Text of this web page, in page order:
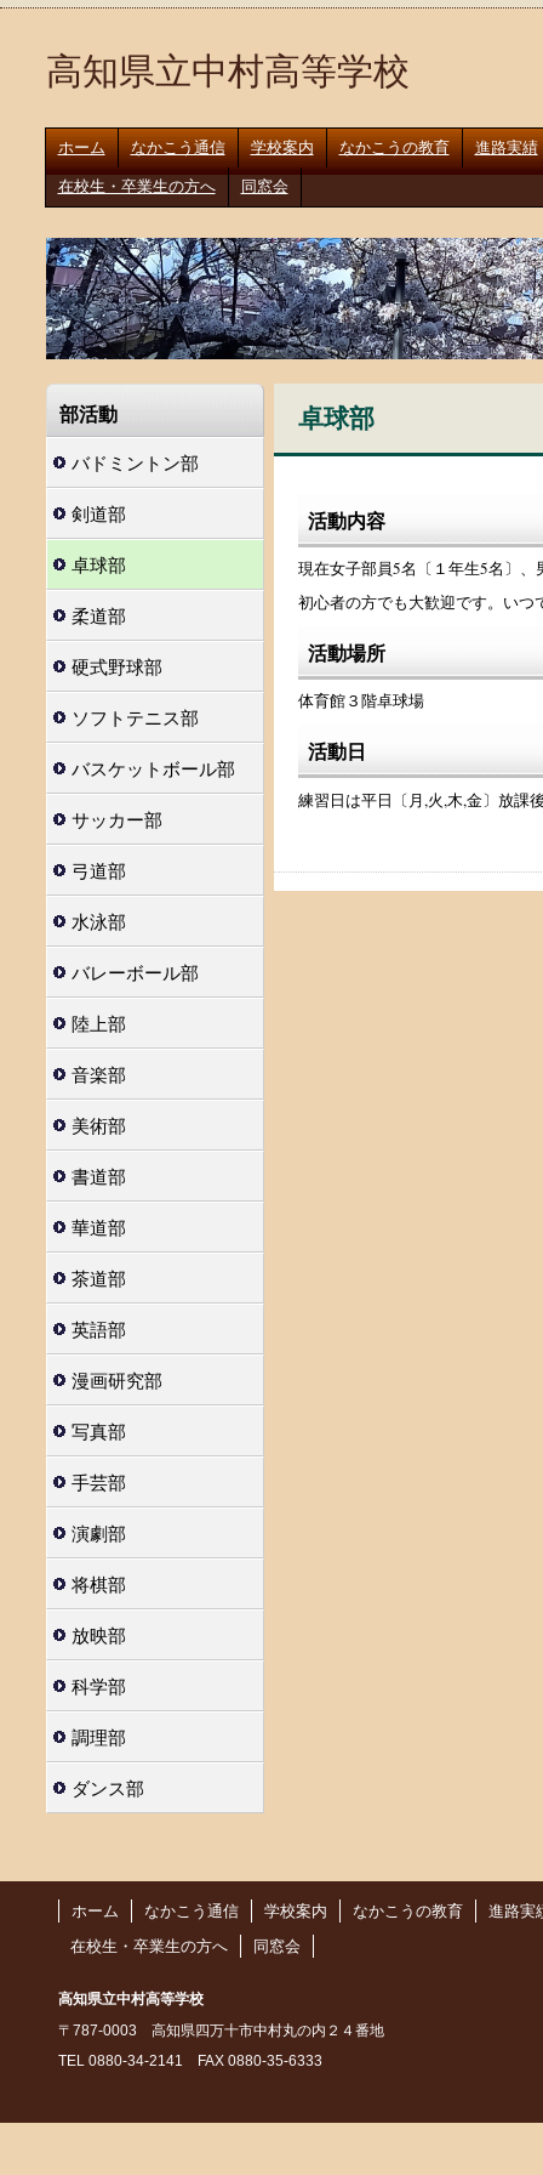
高知県立中村高等学校
ホーム なかこう通信 学校案内 なかこうの教育 進路実績
在校生・卒業生の方へ 同窓会
卓球部
活動内容
現在女子部員5名〔１年生5名〕
初心者の方でも大歓迎です。いつ
活動場所
体育館３階卓球場
活動日
練習日は平日〔月,火,木,金〕放課
部活動
バドミントン部
剣道部
卓球部
柔道部
硬式野球部
ソフトテニス部
バスケットボール部
サッカー部
弓道部
水泳部
バレーボール部
陸上部
音楽部
美術部
書道部
華道部
茶道部
英語部
漫画研究部
写真部
手芸部
演劇部
将棋部
放映部
科学部
調理部
ダンス部
ホーム なかこう通信 学校案内 なかこうの教育
進路実
在校生・卒業生の方へ
同窓会
高知県立中村高等学校
〒787-0003 高知県四万十市中村丸の内２４番地
TEL 0880-34-2141 FAX 0880-35-6333